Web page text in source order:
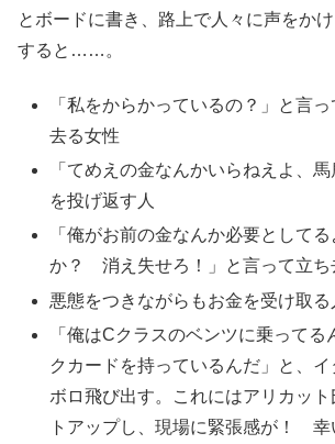
とボードに書き、路上で人々に声をかけ
すると……。
「私をからかっているの？」と言
去る女性
「てめえの金なんかいらねえよ、
を投げ返す人
「俺がお前の金なんか必要として
か？ 消え失せろ！」と言って立ち
悪態をつきながらもお金を受け取る
「俺はCクラスのベンツに乗ってる
クカードを持っているんだ」と、イ
ボロ飛び出す。これにはアリカッ
トアップし、現場に緊張感が！ 幸